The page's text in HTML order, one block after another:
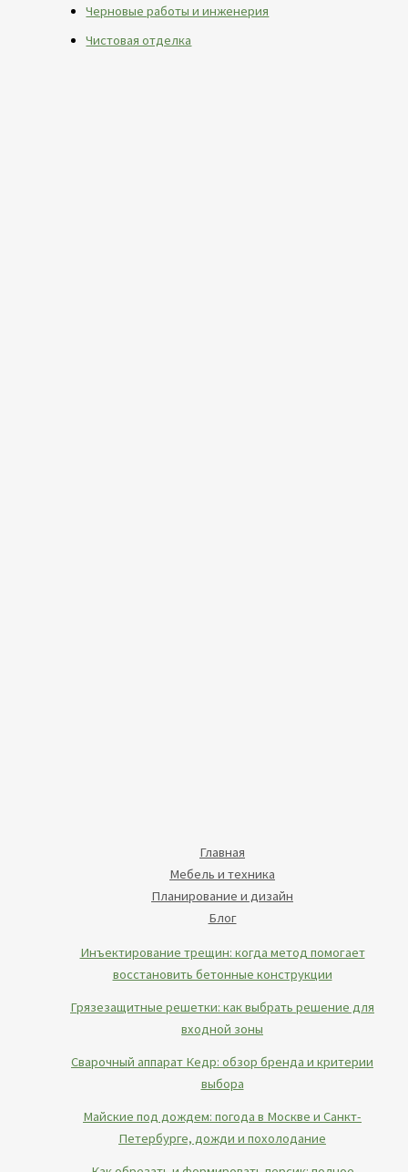
Черновые работы и инженерия
Чистовая отделка
Главная
Мебель и техника
Планирование и дизайн
Блог
Инъектирование трещин: когда метод помогает
восстановить бетонные конструкции
Грязезащитные решетки: как выбрать решение для
входной зоны
Сварочный аппарат Кедр: обзор бренда и критерии
выбора
Майские под дождем: погода в Москве и Санкт-
Петербурге, дожди и похолодание